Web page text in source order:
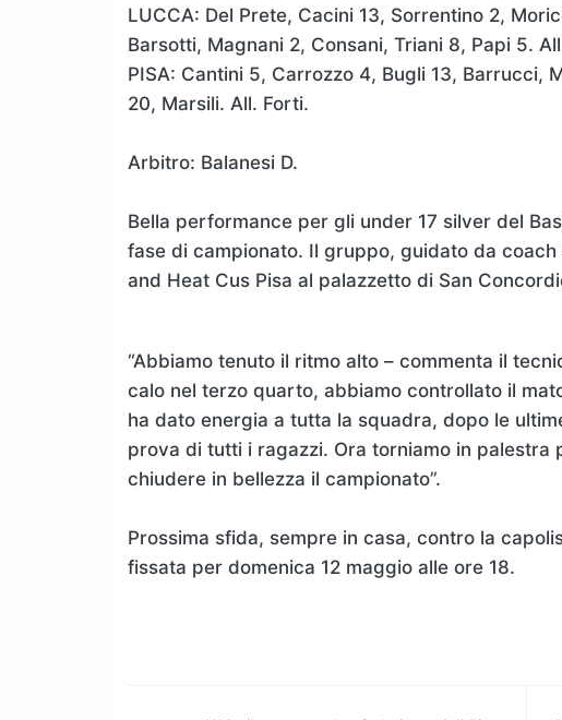
LUCCA: Del Prete, Cacini 13, Sorrentino 2,
Barsotti, Magnani 2, Consani, Triani 8, Papi 5.
PISA: Cantini 5, Carrozzo 4, Bugli 13, Barrucci,
20, Marsili. All. Forti.
Arbitro: Balanesi D.
Bella performance per gli under 17 silver del
fase di campionato. Il gruppo, guidato da
and Heat Cus Pisa al palazzetto di San
“Abbiamo tenuto il ritmo alto – commenta il
calo nel terzo quarto, abbiamo controllato il
ha dato energia a tutta la squadra, dopo le
prova di tutti i ragazzi. Ora torniamo in
chiudere in bellezza il campionato”.
Prossima sfida, sempre in casa, contro la
fissata per domenica 12 maggio alle ore 18.